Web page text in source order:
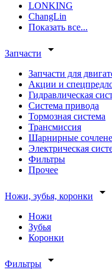
LONKING
ChangLin
Показать все...
Запчасти arrow_drop_down
Запчасти для
Акции и
Гидравлическая
Система привода
Тормозная система
Трансмиссия
Шарнирные
Электрическая
Фильтры
Прочее
Ножи, зубья, коронки arrow_drop_down
Ножи
Зубья
Коронки
Фильтры arrow_drop_down